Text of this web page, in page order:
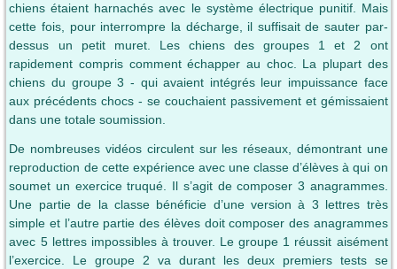
chiens étaient harnachés avec le système électrique punitif. Mais
cette fois, pour interrompre la décharge, il suffisait de sauter par-
dessus un petit muret. Les chiens des groupes 1 et 2 ont
rapidement compris comment échapper au choc. La plupart des
chiens du groupe 3 - qui avaient intégrés leur impuissance face
aux précédents chocs - se couchaient passivement et gémissaient
dans une totale soumission.
De nombreuses vidéos circulent sur les réseaux, démontrant une
reproduction de cette expérience avec une classe d’élèves à qui on
soumet un exercice truqué. Il s’agit de composer 3 anagrammes.
Une partie de la classe bénéficie d’une version à 3 lettres très
simple et l’autre partie des élèves doit composer des anagrammes
avec 5 lettres impossibles à trouver. Le groupe 1 réussit aisément
l’exercice. Le groupe 2 va durant les deux premiers tests se